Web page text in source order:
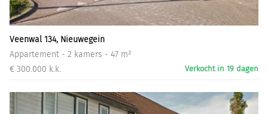
Inloggen
Veenwal 134, Nieuwegein
Appartement - 2 kamers - 47 m²
€ 300.000 k.k.
Verkocht in 19 dagen